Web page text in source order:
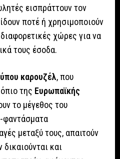
εισπράττουν τον
ποτέ ή χρησιμοποιούν
χώρες για να
τους έσοδα.
καρουζέλ, που
της Ευρωπαϊκής
το μέγεθος του
φαντάσματα
μεταξύ τους, απαιτούν
και